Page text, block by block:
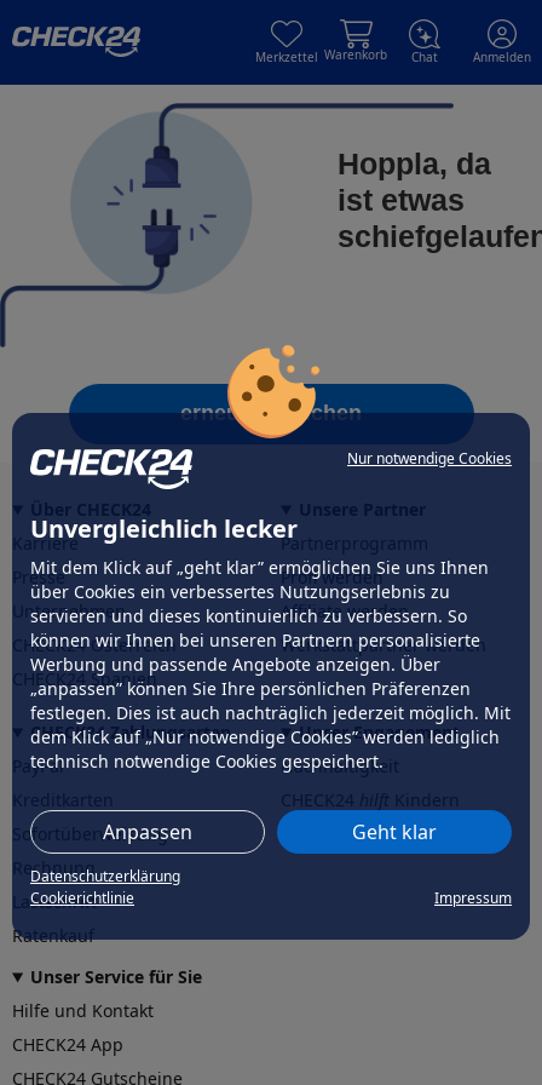
Nur notwendige Cookies
Unvergleichlich lecker
Mit dem Klick auf „geht klar” ermöglichen Sie uns Ihnen
über Cookies ein verbessertes Nutzungserlebnis zu
servieren und dieses kontinuierlich zu verbessern. So
können wir Ihnen bei unseren Partnern personalisierte
Werbung und passende Angebote anzeigen. Über
„anpassen” können Sie Ihre persönlichen Präferenzen
festlegen. Dies ist auch nachträglich jederzeit möglich. Mit
dem Klick auf „Nur notwendige Cookies” werden lediglich
technisch notwendige Cookies gespeichert.
Anpassen Geht klar
Datenschutzerklärung
Cookierichtlinie
Impressum
Merkzettel Warenkorb Chat Anmelden
Hoppla, da
ist etwas
erneut versuchen
Karriere
Presse
Unternehmen
CHECK24 Österreich
CHECK24 Spanien
Partnerprogramm
Profi werden
Affiliate werden
Werkstattpartner werden
CHECK24 Zahlungsarten
PayPal
Sofortüberweisung
Rechnung
Lastschrift
Ratenkauf
Unser Engagement
Nachhaltigkeit
CHECK24hilftder Natur
Unser Service für Sie
Hilfe und Kontakt
CHECK24 App
CHECK24 Gutscheine